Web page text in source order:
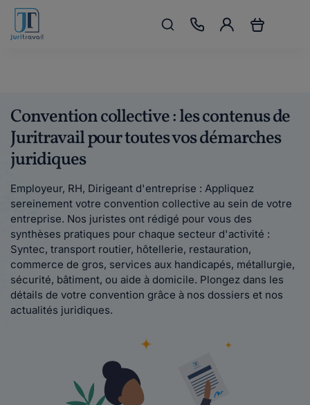
Convention collective : les contenus de
Juritravail pour toutes vos démarches
juridiques
Employeur, RH, Dirigeant d'entreprise : Appliquez
sereinement votre convention collective au sein de votre
entreprise. Nos juristes ont rédigé pour vous des
synthèses pratiques pour chaque secteur d'activité :
Syntec, transport routier, hôtellerie, restauration,
commerce de gros, services aux handicapés, métallurgie,
sécurité, bâtiment, ou aide à domicile. Plongez dans les
détails de votre convention grâce à nos dossiers et nos
actualités juridiques.